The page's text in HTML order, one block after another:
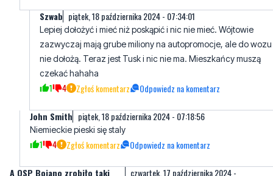
nie dołożą. Teraz jest Tusk i nic nie ma. Mieszkańcy muszą
czekać hahaha
1 4 Zgłoś komentarz Odpowiedz na komentarz
John Smith piątek, 18 października 2024 - 07:18:56
Niemieckie pieski się staly
A OSP Bojano zrobiło taki
19:25:12
nówkę. Tylko trzeba mieć wójta z głową na karku tak jak mają w